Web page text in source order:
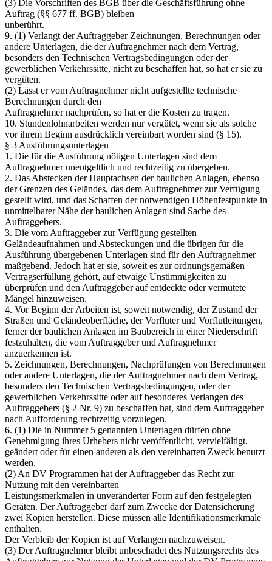
(3) Die Vorschriften des BGB über die Geschäftsführung ohne
Auftrag (§§ 677 ff. BGB) bleiben
unberührt.
9. (1) Verlangt der Auftraggeber Zeichnungen, Berechnungen oder
andere Unterlagen, die der Auftragnehmer nach dem Vertrag,
besonders den Technischen Vertragsbedingungen oder der
gewerblichen Verkehrssitte, nicht zu beschaffen hat, so hat er sie zu
vergüten.
(2) Lässt er vom Auftragnehmer nicht aufgestellte technische
Berechnungen durch den
Auftragnehmer nachprüfen, so hat er die Kosten zu tragen.
10. Stundenlohnarbeiten werden nur vergütet, wenn sie als solche
vor ihrem Beginn ausdrücklich vereinbart worden sind (§ 15).
§ 3 Ausführungsunterlagen
1. Die für die Ausführung nötigen Unterlagen sind dem
Auftragnehmer unentgeltlich und rechtzeitig zu übergeben.
2. Das Abstecken der Hauptachsen der baulichen Anlagen, ebenso
der Grenzen des Geländes, das dem Auftragnehmer zur Verfügung
gestellt wird, und das Schaffen der notwendigen Höhenfestpunkte in
unmittelbarer Nähe der baulichen Anlagen sind Sache des
Auftraggebers.
3. Die vom Auftraggeber zur Verfügung gestellten
Geländeaufnahmen und Absteckungen und die übrigen für die
Ausführung übergebenen Unterlagen sind für den Auftragnehmer
maßgebend. Jedoch hat er sie, soweit es zur ordnungsgemäßen
Vertragserfüllung gehört, auf etwaige Unstimmigkeiten zu
überprüfen und den Auftraggeber auf entdeckte oder vermutete
Mängel hinzuweisen.
4. Vor Beginn der Arbeiten ist, soweit notwendig, der Zustand der
Straßen und Geländeoberfläche, der Vorfluter und Vorflutleitungen,
ferner der baulichen Anlagen im Baubereich in einer Niederschrift
festzuhalten, die vom Auftraggeber und Auftragnehmer
anzuerkennen ist.
5. Zeichnungen, Berechnungen, Nachprüfungen von Berechnungen
oder andere Unterlagen, die der Auftragnehmer nach dem Vertrag,
besonders den Technischen Vertragsbedingungen, oder der
gewerblichen Verkehrssitte oder auf besonderes Verlangen des
Auftraggebers (§ 2 Nr. 9) zu beschaffen hat, sind dem Auftraggeber
nach Aufforderung rechtzeitig vorzulegen.
6. (1) Die in Nummer 5 genannten Unterlagen dürfen ohne
Genehmigung ihres Urhebers nicht veröffentlicht, vervielfältigt,
geändert oder für einen anderen als den vereinbarten Zweck benutzt
werden.
(2) An DV Programmen hat der Auftraggeber das Recht zur
Nutzung mit den vereinbarten
Leistungsmerkmalen in unveränderter Form auf den festgelegten
Geräten. Der Auftraggeber darf zum Zwecke der Datensicherung
zwei Kopien herstellen. Diese müssen alle Identifikationsmerkmale
enthalten.
Der Verbleib der Kopien ist auf Verlangen nachzuweisen.
(3) Der Auftragnehmer bleibt unbeschadet des Nutzungsrechts des